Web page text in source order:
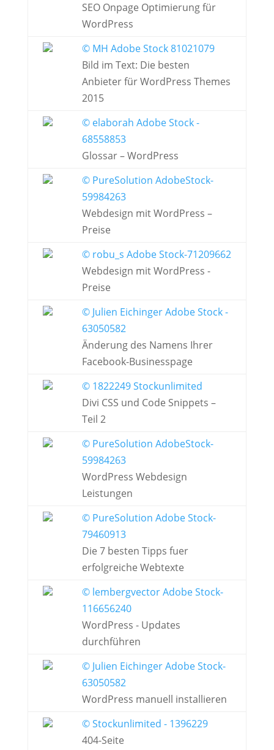
SEO Onpage Optimierung für
WordPress
© MH Adobe Stock 81021079
Bild im Text: Die besten
Anbieter für WordPress Themes
2015
© elaborah Adobe Stock -
68558853
Glossar – WordPress
© PureSolution AdobeStock-
59984263
Webdesign mit WordPress –
Preise
© robu_s Adobe Stock-71209662
Webdesign mit WordPress -
Preise
© Julien Eichinger Adobe Stock -
63050582
Änderung des Namens Ihrer
Facebook-Businesspage
© 1822249 Stockunlimited
Divi CSS und Code Snippets –
Teil 2
© PureSolution AdobeStock-
59984263
WordPress Webdesign
Leistungen
© PureSolution Adobe Stock-
79460913
Die 7 besten Tipps fuer
erfolgreiche Webtexte
© lembergvector Adobe Stock-
116656240
WordPress - Updates
durchführen
© Julien Eichinger Adobe Stock-
63050582
WordPress manuell installieren
© Stockunlimited - 1396229
404-Seite